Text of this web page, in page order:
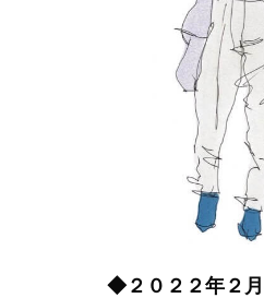
◆２０２２年２